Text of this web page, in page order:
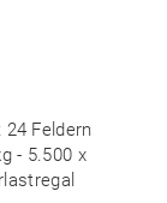
24 Feldern
- 5.500 x